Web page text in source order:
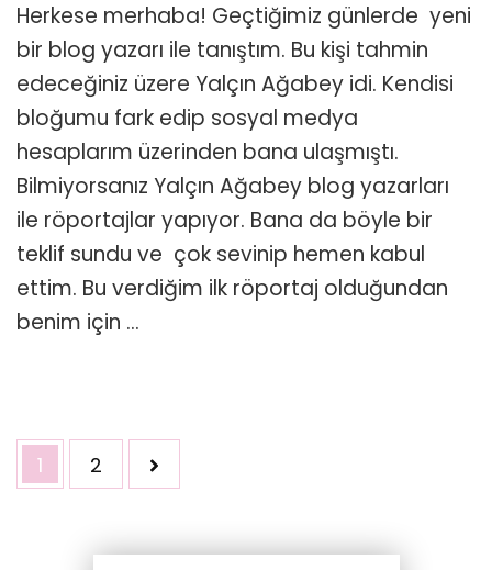
ile
Röportaj
için
Herkese merhaba! Geçtiğimiz günlerde yeni
bir blog yazarı ile tanıştım. Bu kişi tahmin
edeceğiniz üzere Yalçın Ağabey idi. Kendisi
bloğumu fark edip sosyal medya
hesaplarım üzerinden bana ulaşmıştı.
Bilmiyorsanız Yalçın Ağabey blog yazarları
ile röportajlar yapıyor. Bana da böyle bir
teklif sundu ve çok sevinip hemen kabul
ettim. Bu verdiğim ilk röportaj olduğundan
benim için …
Yazı
dolaşımı
Sayfa
1 Sayfa
2